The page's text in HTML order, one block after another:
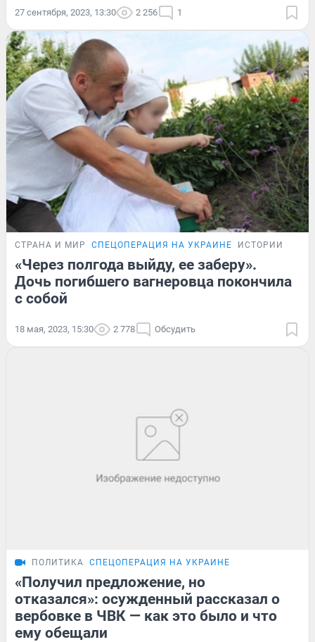
27 сентября, 2023, 13:30 2 256 1
СТРАНА И МИР СПЕЦОПЕРАЦИЯ НА УКРАИНЕ ИСТОРИИ
«Через полгода выйду, ее заберу».
Дочь погибшего вагнеровца покончила
с собой
18 мая, 2023, 15:30 2 778 Обсудить
ПОЛИТИКА СПЕЦОПЕРАЦИЯ НА УКРАИНЕ
«Получил предложение, но
отказался»: осужденный рассказал о
вербовке в ЧВК — как это было и что
ему обещали